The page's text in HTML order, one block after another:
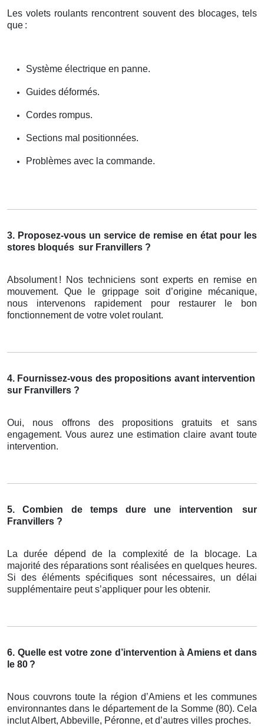
Les volets roulants rencontrent souvent des blocages, tels
que :
Système électrique en panne.
Guides déformés.
Cordes rompus.
Sections mal positionnées.
Problèmes avec la commande.
3. Proposez-vous un service de remise en état pour les
stores bloqués sur Franvillers ?
Absolument ! Nos techniciens sont experts en remise en
mouvement. Que le grippage soit d’origine mécanique,
nous intervenons rapidement pour restaurer le bon
fonctionnement de votre volet roulant.
4. Fournissez-vous des propositions avant intervention
sur Franvillers ?
Oui, nous offrons des propositions gratuits et sans
engagement. Vous aurez une estimation claire avant toute
intervention.
5. Combien de temps dure une intervention
sur
Franvillers ?
La durée dépend de la complexité de la blocage. La
majorité des réparations sont réalisées en quelques heures.
Si des éléments spécifiques sont nécessaires, un délai
supplémentaire peut s’appliquer pour les obtenir.
6. Quelle est votre zone d’intervention à Amiens et dans
le 80 ?
Nous couvrons toute la région d’Amiens et les communes
environnantes dans le département de la Somme (80). Cela
inclut Albert, Abbeville, Péronne, et d’autres villes proches.